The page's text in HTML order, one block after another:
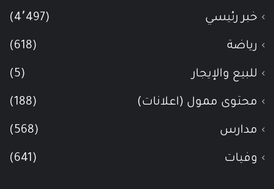
خبر رئيسي (4٬497)
رياضة (618)
للبيع والإيجار (5)
محتوى ممول (اعلانات) (188)
مدارس (568)
وفيات (641)